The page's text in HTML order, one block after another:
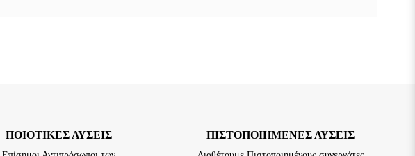
ΠΟΙΟΤΙΚΈΣ ΛΎΣΕΙΣ ΠΙΣΤΟΠΟΙΗΜΈΝΕΣ ΛΎΣΕΙΣ